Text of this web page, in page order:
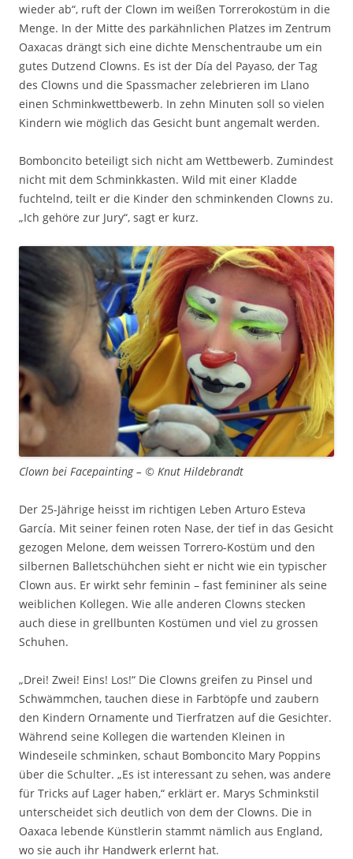
wieder ab“, ruft der Clown im weißen Torrerokostüm in die
Menge. In der Mitte des parkähnlichen Platzes im Zentrum
Oaxacas drängt sich eine dichte Menschentraube um ein
gutes Dutzend Clowns. Es ist der Día del Payaso, der Tag
des Clowns und die Spassmacher zelebrieren im Llano
einen Schminkwettbewerb. In zehn Minuten soll so vielen
Kindern wie möglich das Gesicht bunt angemalt werden.
Bomboncito beteiligt sich nicht am Wettbewerb. Zumindest
nicht mit dem Schminkkasten. Wild mit einer Kladde
fuchtelnd, teilt er die Kinder den schminkenden Clowns zu.
„Ich gehöre zur Jury“, sagt er kurz.
Clown bei Facepainting – © Knut Hildebrandt
Der 25-Jährige heisst im richtigen Leben Arturo Esteva
García. Mit seiner feinen roten Nase, der tief in das Gesicht
gezogen Melone, dem weissen Torrero-Kostüm und den
silbernen Balletschühchen sieht er nicht wie ein typischer
Clown aus. Er wirkt sehr feminin – fast femininer als seine
weiblichen Kollegen. Wie alle anderen Clowns stecken
auch diese in grellbunten Kostümen und viel zu grossen
Schuhen.
„Drei! Zwei! Eins! Los!“ Die Clowns greifen zu Pinsel und
Schwämmchen, tauchen diese in Farbtöpfe und zaubern
den Kindern Ornamente und Tierfratzen auf die Gesichter.
Während seine Kollegen die wartenden Kleinen in
Windeseile schminken, schaut Bomboncito Mary Poppins
über die Schulter. „Es ist interessant zu sehen, was andere
für Tricks auf Lager haben,“ erklärt er. Marys Schminkstil
unterscheidet sich deutlich von dem der Clowns. Die in
Oaxaca lebende Künstlerin stammt nämlich aus England,
wo sie auch ihr Handwerk erlernt hat.